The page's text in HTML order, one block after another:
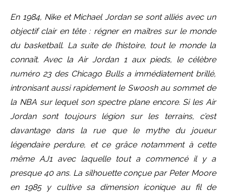
En 1984, Nike et Michael Jordan se sont alliés avec un
objectif clair en tête : régner en maîtres sur le monde
du basketball. La suite de l’histoire, tout le monde la
connaît. Avec la Air Jordan 1 aux pieds, le célèbre
numéro 23 des Chicago Bulls a immédiatement brillé,
intronisant aussi rapidement le Swoosh au sommet de
la NBA sur lequel son spectre plane encore. Si les Air
Jordan sont toujours légion sur les terrains, c’est
davantage dans la rue que le mythe du joueur
légendaire perdure, et ce grâce notamment à cette
même AJ1 avec laquelle tout a commencé il y a
presque 40 ans. La silhouette conçue par Peter Moore
en 1985 y cultive sa dimension iconique au fil de